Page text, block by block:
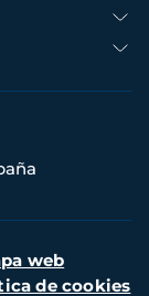
web
de cookies